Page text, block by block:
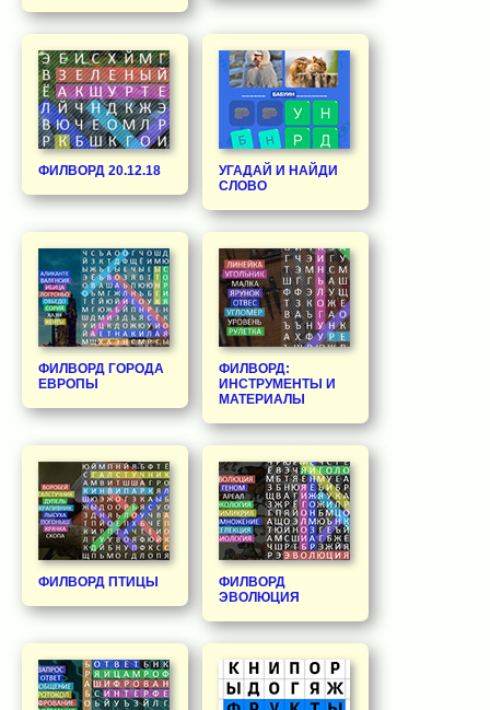
ФИЛВОРД 20.12.18
УГАДАЙ И НАЙДИ
СЛОВО
ФИЛВОРД ГОРОДА
ЕВРОПЫ
ФИЛВОРД:
ИНСТРУМЕНТЫ И
МАТЕРИАЛЫ
ФИЛВОРД ПТИЦЫ
ФИЛВОРД
ЭВОЛЮЦИЯ